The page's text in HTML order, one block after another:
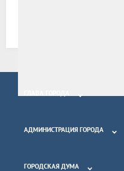
АДМИНИСТРАЦИЯ ГОРОДА
ГОРОДСКАЯ ДУМА